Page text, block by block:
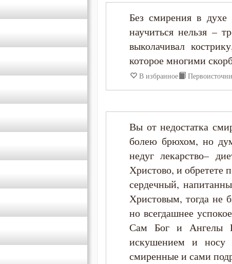
Иаков Низибийский
Игнатий Антиохийский
Игнатий Брянчанинов
Иероним Стридонский
Илия Екдик
Иоанн (Максимович)
Иоанн Дамаскин
Иоанн Златоуст
Иоанн Карпафский
Без смирения в
научиться нельзя –
выколачивал
которое многими
В избранное
Вы от недостатка
болею брюхом, но
недуг лекарство–
Христово, и обретете
сердечный,
Христовым, тогда не
но всегдашнее
Сам Бог и Ангелы
искушением и носу
смиренные и сами